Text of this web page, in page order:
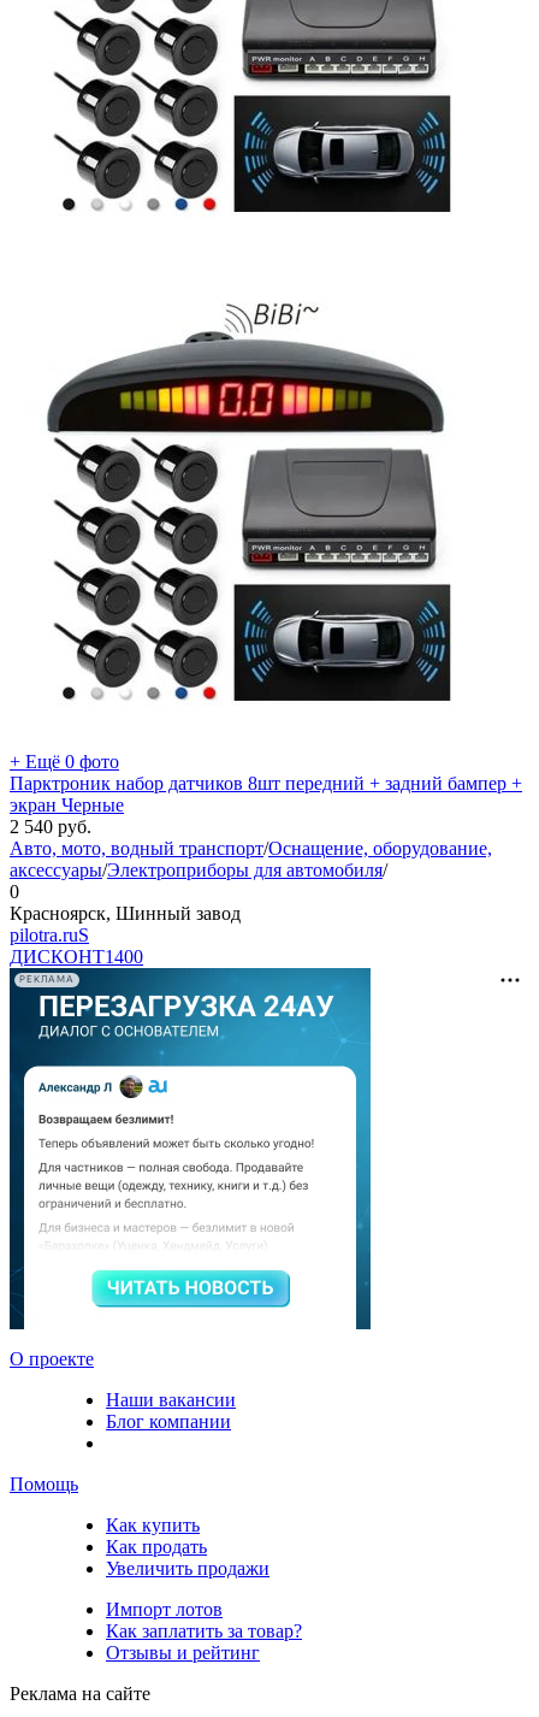
+ Ещё 0 фото
Парктроник набор датчиков 8шт передний + задний бампер +
экран Черные
2 540 руб.
Авто, мото, водный транспорт/Оснащение, оборудование,
аксессуары/Электроприборы для автомобиля/
0
Красноярск, Шинный завод
pilotra.ruS
ДИСКОНТ1400
РЕКЛАМА
О проекте
Наши вакансии
Блог компании
Помощь
Как купить
Как продать
Увеличить продажи
Импорт лотов
Как заплатить за товар?
Отзывы и рейтинг
Реклама на сайте